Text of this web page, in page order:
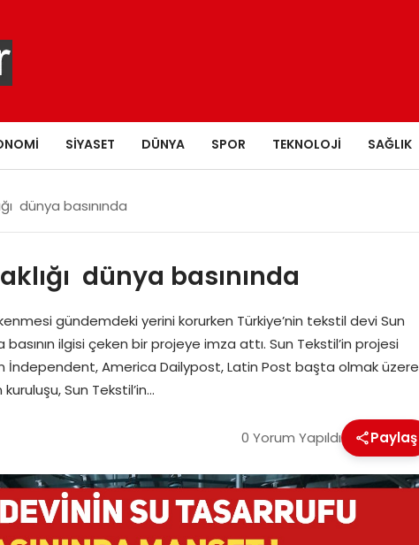
SIYASET DÜNYA SPOR TEKNOLOJI SAĞLIK
dünya basınında
dünya basınında
gündemdeki yerini korurken Türkiye’nin tekstil devi Sun
basının ilgisi çeken bir projeye imza attı. Sun Tekstil’in projesi
İndependent, America Dailypost, Latin Post başta olmak üzere
Sun Tekstil’in…
0 Yorum Yapıldı Paylaş